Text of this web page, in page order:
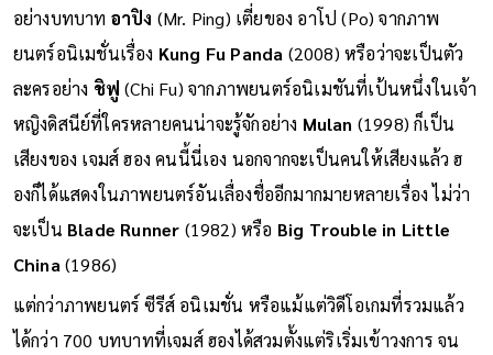
อย่างบทบาท อาปิง (Mr. Ping) เตี่ยของ อาโป (Po) จากภาพ
ยนตร์อนิเมชั่นเรื่อง Kung Fu Panda (2008) หรือว่าจะเป็นตัว
ละครอย่าง ชิฟู (Chi Fu) จากภาพยนตร์อนิเมชันที่เป้นหนึ่งในเจ้า
หญิงดิสนีย์ที่ใครหลายคนน่าจะรู้จักอย่าง Mulan (1998) ก็เป็น
เสียงของ เจมส์ ฮอง คนนี้นี่เอง นอกจากจะเป็นคนให้เสียงแล้ว ฮ
องก็ได้แสดงในภาพยนตร์อันเลื่องชื่ออีกมากมายหลายเรื่อง ไม่ว่า
จะเป็น Blade Runner (1982) หรือ Big Trouble in Little
China (1986)
แต่กว่าภาพยนตร์ ซีรีส์ อนิเมชั่น หรือแม้แต่วิดีโอเกมที่รวมแล้ว
ได้กว่า 700 บทบาทที่เจมส์ ฮองได้สวมตั้งแต่ริเริ่มเข้าวงการ จน